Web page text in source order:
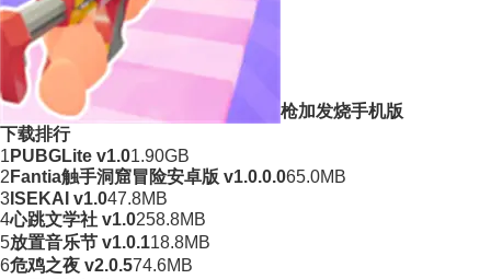
枪加发烧手机版
下载排行
1 PUBGLite v1.01.90GB
2 Fantia触手洞窟冒险安卓版 v1.0.0.065.0MB
3 ISEKAI v1.047.8MB
4心跳文学社 v1.0258.8MB
5放置音乐节 v1.0.118.8MB
6危鸡之夜 v2.0.574.6MB